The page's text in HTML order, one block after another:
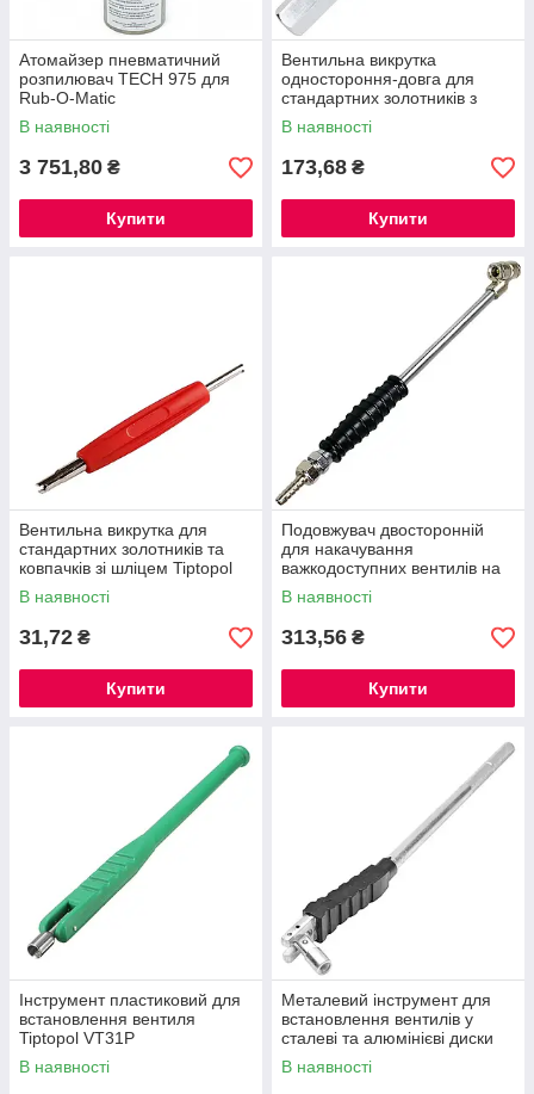
Атомайзер пневматичний
розпилювач TECH 975 для
Rub-O-Matic
В наявності
3 751,80 ₴
Купити
Вентильна викрутка
одностороння-довга для
стандартних золотників з
магнітом INVENTO 562-8360
В наявності
173,68 ₴
Купити
Вентильна викрутка для
стандартних золотників та
ковпачків зі шліцем Tiptopol
SD06R/B
В наявності
31,72 ₴
Купити
Подовжувач двосторонній
для накачування
важкодоступних вентилів на
шинах вантажних автомобілів
Tiptopol AC429
В наявності
313,56 ₴
Купити
Інструмент пластиковий для
встановлення вентиля
Tiptopol VT31P
В наявності
Металевий інструмент для
встановлення вентилів у
сталеві та алюмінієві диски
Tiptopol VT32
В наявності